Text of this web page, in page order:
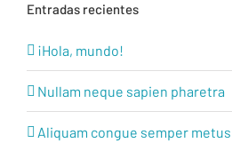
Entradas recientes
¡Hola, mundo!
Nullam neque sapien pharetra
Aliquam congue semper metus